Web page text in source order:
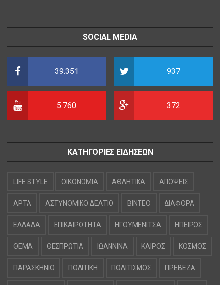
SOCIAL MEDIA
39.351 937
5.760 372
ΚΑΤΗΓΟΡΙΕΣ ΕΙΔΗΣΕΩΝ
LIFE STYLE OIKONOMIA ΑΘΛΗΤΙΚΑ ΑΠΟΨΕΙΣ
ΑΡΤΑ ΑΣΤΥΝΟΜΙΚΟ ΔΕΛΤΙΟ ΒΙΝΤΕΟ ΔΙΑΦΟΡΑ
ΕΛΛΑΔΑ ΕΠΙΚΑΙΡΟΤΗΤΑ ΗΓΟΥΜΕΝΙΤΣΑ ΗΠΕΙΡΟΣ
ΘΕΜΑ ΘΕΣΠΡΩΤΙΑ ΙΩΑΝΝΙΝΑ ΚΑΙΡΟΣ ΚΟΣΜΟΣ
ΠΑΡΑΣΚΗΝΙΟ ΠΟΛΙΤΙΚΗ ΠΟΛΙΤΙΣΜΟΣ ΠΡΕΒΕΖΑ